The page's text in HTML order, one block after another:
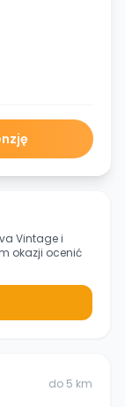
Vintagei
okazji ocenić
do 5 km